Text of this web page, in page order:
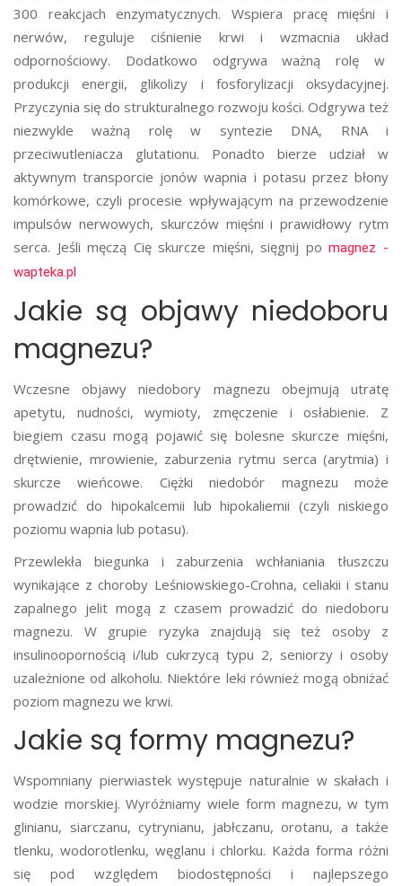
300 reakcjach enzymatycznych. Wspiera pracę mięśni i
nerwów, reguluje ciśnienie krwi i wzmacnia układ
odpornościowy. Dodatkowo odgrywa ważną rolę w
produkcji energii, glikolizy i fosforylizacji oksydacyjnej.
Przyczynia się do strukturalnego rozwoju kości. Odgrywa też
niezwykle ważną rolę w syntezie DNA, RNA i
przeciwutleniacza glutationu. Ponadto bierze udział w
aktywnym transporcie jonów wapnia i potasu przez błony
komórkowe, czyli procesie wpływającym na przewodzenie
impulsów nerwowych, skurczów mięśni i prawidłowy rytm
serca. Jeśli męczą Cię skurcze mięśni, sięgnij pomagnez -
wapteka.pl
Jakie są objawy niedoboru
magnezu?
Wczesne objawy niedobory magnezu obejmują utratę
apetytu, nudności, wymioty, zmęczenie i osłabienie. Z
biegiem czasu mogą pojawić się bolesne skurcze mięśni,
drętwienie, mrowienie, zaburzenia rytmu serca (arytmia) i
skurcze wieńcowe. Ciężki niedobór magnezu może
prowadzić do hipokalcemii lub hipokaliemii (czyli niskiego
poziomu wapnia lub potasu).
Przewlekła biegunka i zaburzenia wchłaniania tłuszczu
wynikające z choroby Leśniowskiego-Crohna, celiakii i stanu
zapalnego jelit mogą z czasem prowadzić do niedoboru
magnezu. W grupie ryzyka znajdują się też osoby z
insulinoopornością i/lub cukrzycą typu 2, seniorzy i osoby
uzależnione od alkoholu. Niektóre leki również mogą obniżać
poziom magnezu we krwi.
Jakie są formy magnezu?
Wspomniany pierwiastek występuje naturalnie w skałach i
wodzie morskiej. Wyróżniamy wiele form magnezu, w tym
glinianu, siarczanu, cytrynianu, jabłczanu, orotanu, a także
tlenku, wodorotlenku, węglanu i chlorku. Każda forma różni
się pod względem biodostępności i najlepszego